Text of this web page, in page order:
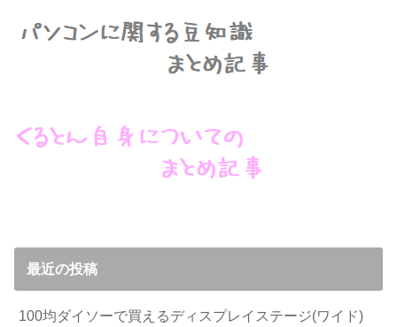
最近の投稿
100均ダイソーで買えるディスプレイステージ(ワイド)